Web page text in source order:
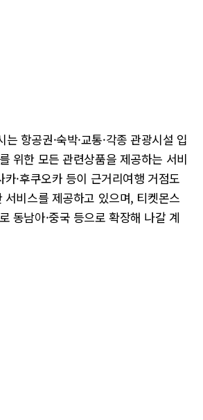
항공권·숙박·교통·각종 관광시설 입
위한 모든 관련상품을 제공하는 서비
카·후쿠오카 등이 근거리여행 거점도
서비스를 제공하고 있으며, 티켓몬스
동남아·중국 등으로 확장해 나갈 계